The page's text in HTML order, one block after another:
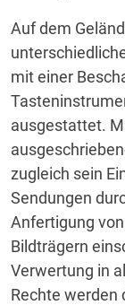
Auf dem
mit einer
ausgestattet.
zugleich sein
Sendungen
Anfertigung
Bildträgern
Verwertung in
Rechte werden